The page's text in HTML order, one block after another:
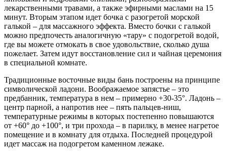
лекарственными травами, а также эфирными маслами на 15
минут. Вторым этапом идет бочка с разогретой морской
галькой – для массажного эффекта. Вместо бочки с галькой
можно предпочесть аналогичную «тару» с подогретой водой,
где вы можете отмокать в свое удовольствие, сколько душа
пожелает. Затем идут восстановление сил и чайная церемония
в специальной комнате.
Традиционные восточные виды бань построены на принципе
символической ладони. Воображаемое запястье – это
предбанник, температура в нем – примерно +30-35°. Ладонь –
центр парной, а напротив нее – пять пальцев-ниш,
температурные режимы в которых постепенно повышаются
от +60° до +100°, и три прохода – в парилку, в менее нагретое
помещение и в комнату для отдыха. Последней процедурой
идет массаж на подогретом каменном лежаке.